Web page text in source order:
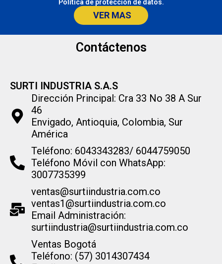
Política de protección de datos.
VER MAS
Contáctenos
SURTI INDUSTRIA S.A.S
Dirección Principal: Cra 33 No 38 A Sur
46
Envigado, Antioquia, Colombia, Sur
América
Teléfono: 6043343283/ 6044759050
Teléfono Móvil con WhatsApp:
3007735399
ventas@surtiindustria.com.co
ventas1@surtiindustria.com.co
Email Administración:
surtiindustria@surtiindustria.com.co
Ventas Bogotá
Teléfono: (57) 3014307434